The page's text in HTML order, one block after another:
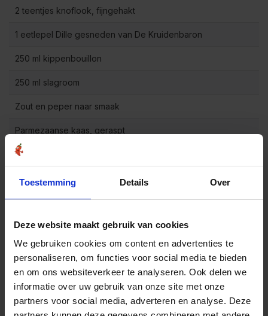
Toestemming Details Over
Deze website maakt gebruik van cookies
We gebruiken cookies om content en advertenties te
personaliseren, om functies voor social media te bieden
en om ons websiteverkeer te analyseren. Ook delen we
informatie over uw gebruik van onze site met onze
partners voor social media, adverteren en analyse. Deze
2 teentjes knoflook, fijngehakt
1 eetlepel Dille gesneden van De Kruidenbaron
250 ml kippenbouillon
250 ml slagroom
Zout en peper naar smaak
Parmezaanse kaas, geraspt
Bereidingswijze
1
Breng een grote pan met gezouten water aan de
kook en kook de pasta volgens de instructies op de
2
Verhit ondertussen de olijfolie in een grote pan op
middelhoog vuur. Voeg de ui en knoflook toe en bak
deze gedurende 2-3 minuten, of tot de ui zacht en
doorzichtig is.
Voeg de Dille gesneden van De Kruidenbaron toe en
bak deze kort mee met de ui en knoflook.